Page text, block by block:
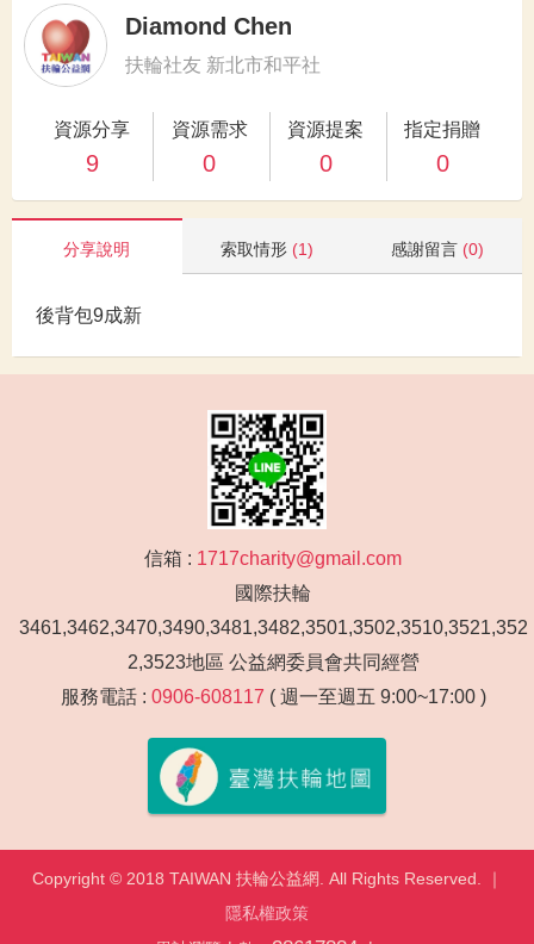
Diamond Chen
扶輪社友 新北市和平社
資源分享
9
資源需求
0
資源提案
0
指定捐贈
0
分享說明 索取情形 (1) 感謝留言 (0)
後背包9成新
信箱 : 1717charity@gmail.com
國際扶輪
3461,3462,3470,3490,3481,3482,3501,3502,3510,3521,352
2,3523地區 公益網委員會共同經營
服務電話 : 0906-608117 ( 週一至週五 9:00~17:00 )
Copyright © 2018 TAIWAN 扶輪公益網. All Rights Reserved. ｜
隱私權政策